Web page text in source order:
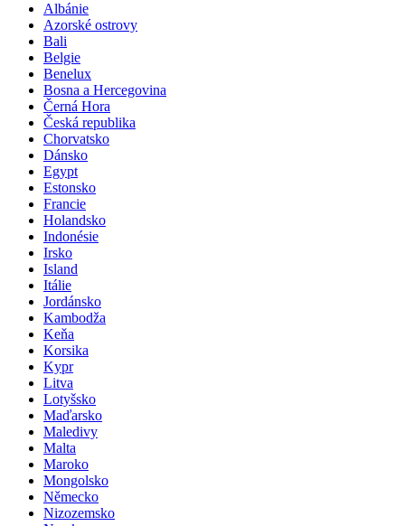
Albánie
Azorské ostrovy
Bali
Belgie
Benelux
Bosna a Hercegovina
Černá Hora
Česká republika
Chorvatsko
Dánsko
Egypt
Estonsko
Francie
Holandsko
Indonésie
Irsko
Island
Itálie
Jordánsko
Kambodža
Keňa
Korsika
Kypr
Litva
Lotyšsko
Maďarsko
Maledivy
Malta
Maroko
Mongolsko
Německo
Nizozemsko